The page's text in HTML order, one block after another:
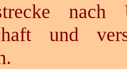
und